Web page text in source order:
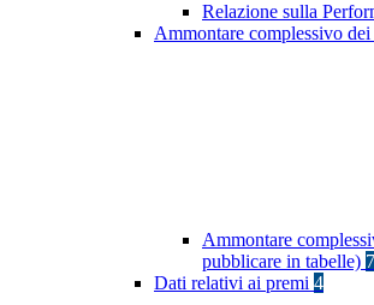
Relazione sulla
Ammontare complessivo dei
Ammontare
pubblicare in tabelle) 7
Dati relativi ai premi 4